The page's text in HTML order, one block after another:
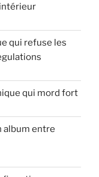
qui refuse les
qui mord fort
album entre